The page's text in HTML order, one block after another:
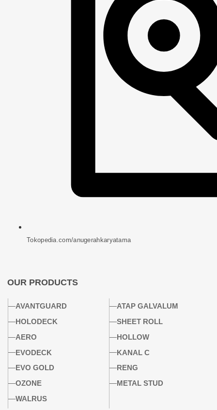
Tokopedia.com/anugerahkaryatama
OUR PRODUCTS
AVANTGUARD
HOLODECK
AERO
EVODECK
EVO GOLD
OZONE
WALRUS
ATAP GALVALUM
SHEET ROLL
HOLLOW
KANAL C
RENG
METAL STUD